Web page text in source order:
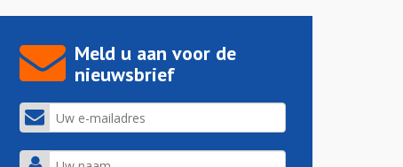
Meld u aan voor de
nieuwsbrief